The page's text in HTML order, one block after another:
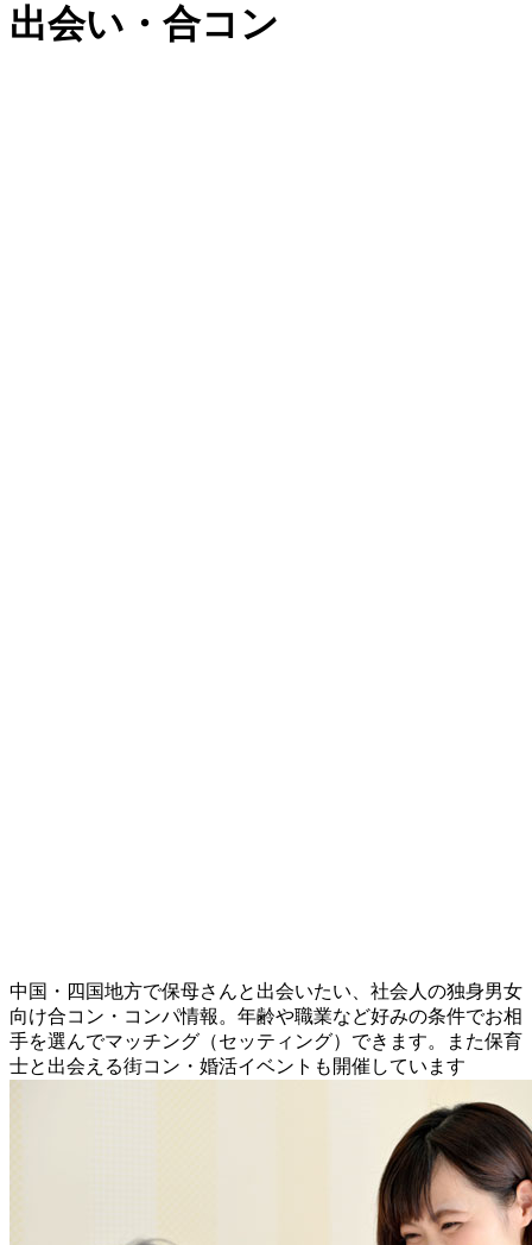
出会い・合コン
中国・四国地方で保母さんと出会いたい、社会人の独身男女
向け合コン・コンパ情報。年齢や職業など好みの条件でお相
手を選んでマッチング（セッティング）できます。また保育
士と出会える街コン・婚活イベントも開催しています